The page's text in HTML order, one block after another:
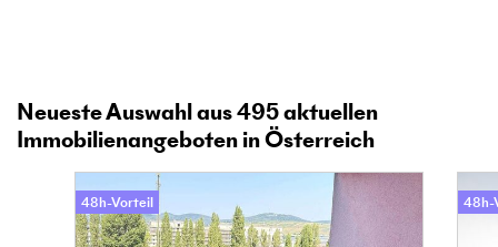
Neueste Auswahl aus495aktuellen
Immobilienangeboten in Österreich
48h-Vorteil 48h-